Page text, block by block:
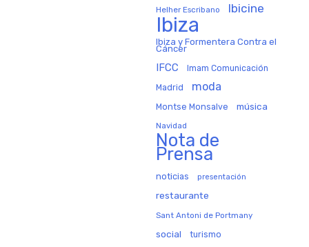
Helher Escribano Ibicine
Ibiza
Ibiza y Formentera Contra el
Cáncer
IFCC Imam Comunicación
Madrid moda
Montse Monsalve música
Navidad
Nota de
Prensa
noticias presentación
restaurante
Sant Antoni de Portmany
social turismo